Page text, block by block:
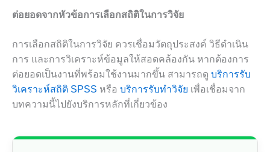
ต่อยอดจากหัวข้อการเลือกสถิติในการวิจัย
การเลือกสถิติในการวิจัย ควรเชื่อมวัตถุประสงค์ วิธีดำเนิน
การ และการวิเคราะห์ข้อมูลให้สอดคล้องกัน หากต้องการ
ต่อยอดเป็นงานที่พร้อมใช้งานมากขึ้น สามารถดู บริการรับ
วิเคราะห์สถิติ SPSS หรือ บริการรับทำวิจัย เพื่อเชื่อมจาก
บทความนี้ไปยังบริการหลักที่เกี่ยวข้อง